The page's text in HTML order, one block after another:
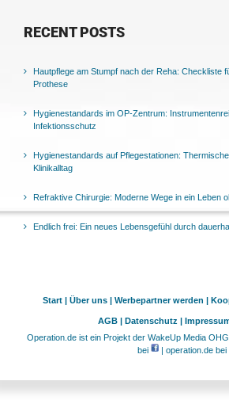
RECENT POSTS
Hautpflege am Stumpf nach der Reha: Checkliste
Prothese
Hygienestandards im OP-Zentrum:
Infektionsschutz
Hygienestandards auf Pflegestationen:
Klinikalltag
Refraktive Chirurgie: Moderne Wege in ein Leben
Endlich frei: Ein neues Lebensgefühl durch
Start | Über uns | Werbepartner werden |
AGB | Datenschutz |
Operation.de ist ein Projekt der WakeUp Media
bei
| operation.de bei